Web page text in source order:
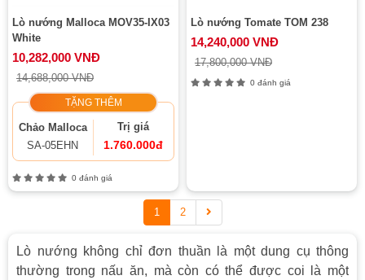
Lò nướng Malloca MOV35-IX03
White
10,282,000 VNĐ
14,688,000 VNĐ
TẶNG THÊM
Chảo Malloca
SA-05EHN
Trị giá
1.760.000đ
0 đánh giá
Lò nướng Tomate TOM 238
14,240,000 VNĐ
17,800,000 VNĐ
0 đánh giá
1 2
Lò nướng không chỉ đơn thuần là một dung cụ thông
thường trong nấu ăn, mà còn có thể được coi là một